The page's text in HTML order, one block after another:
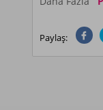
Paylaş: